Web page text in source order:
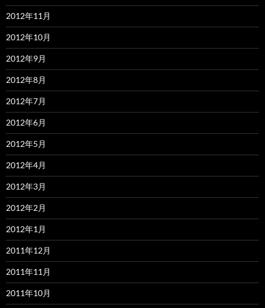
2012年11月
2012年10月
2012年9月
2012年8月
2012年7月
2012年6月
2012年5月
2012年4月
2012年3月
2012年2月
2012年1月
2011年12月
2011年11月
2011年10月